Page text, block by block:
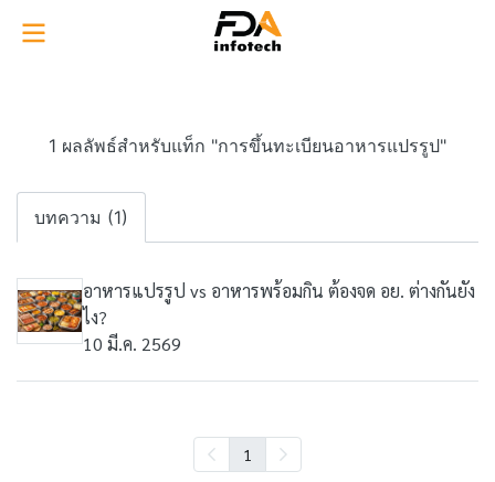
1 ผลลัพธ์สำหรับแท็ก "การขึ้นทะเบียนอาหารแปรรูป"
บทความ (1)
อาหารแปรรูป vs อาหารพร้อมกิน ต้องจด อย. ต่างกันยัง
ไง?
10 มี.ค. 2569
1